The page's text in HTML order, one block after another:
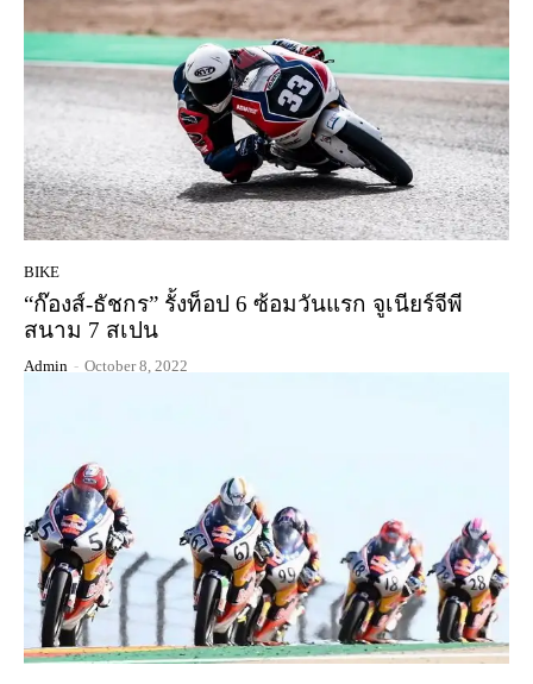
BIKE
“ก๊องส์-ธัชกร” รั้งท็อป 6 ซ้อมวันแรก จูเนียร์จีพี
สนาม 7 สเปน
Admin - October 8, 2022